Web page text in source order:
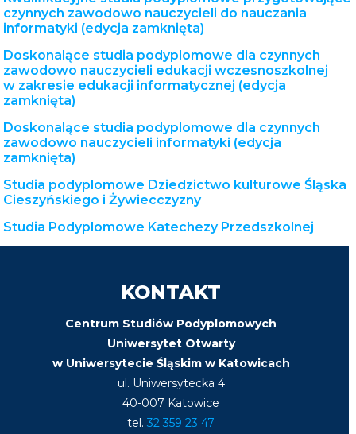
czynnych zawodowo nauczycieli do nauczania
informatyki (edycja zamknięta)
Doskonalące studia podyplomowe dla czynnych
zawodowo nauczycieli edukacji wczesnoszkolnej
w zakresie edukacji informatycznej (edycja
zamknięta)
Doskonalące studia podyplomowe dla czynnych
zawodowo nauczycieli informatyki (edycja
zamknięta)
Studia podyplomowe Dziedzictwo kulturowe Śląska
Cieszyńskiego i Żywiecczyzny
Studia Podyplomowe Katechezy Przedszkolnej
KONTAKT
Centrum Studiów Podyplomowych
Uniwersytet Otwarty
w Uniwersytecie Śląskim w Katowicach
ul. Uniwersytecka 4
40-007 Katowice
tel.32 359 23 47